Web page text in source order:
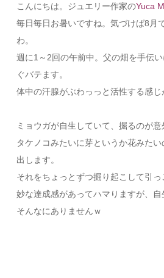
こんにちは。ジュエリー作家のYuca
毎日毎日お暑いですね。気づけば8月
わ。
週に1～2回の午前中。父の畑を手伝
ぐバテます。
体中の汗腺がぶわっっと活性する感じ
ミョウガが自生していて、掘るのが意
タケノコみたいに芽というか花みた
出します。
それをちょっとずつ掘り起こして引っ
妙な達成感があってハマりますが、自
そんなにありませんｗ